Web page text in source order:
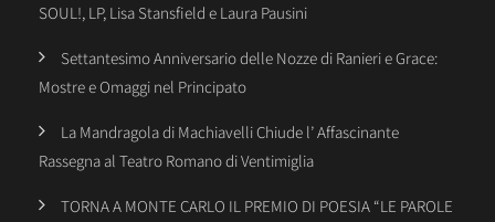
SOUL!, LP, Lisa Stansfield e Laura Pausini
Settantesimo Anniversario delle Nozze di Ranieri e Grace:
Mostre e Omaggi nel Principato
La Mandragola di Machiavelli Chiude l’ Affascinante
Rassegna al Teatro Romano di Ventimiglia
TORNA A MONTE CARLO IL PREMIO DI POESIA “LE PAROLE